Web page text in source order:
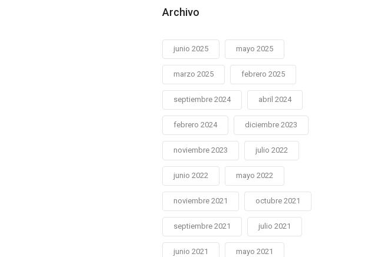
Archivo
junio 2025 mayo 2025
marzo 2025 febrero 2025
septiembre 2024 abril 2024
febrero 2024 diciembre 2023
noviembre 2023 julio 2022
junio 2022 mayo 2022
noviembre 2021 octubre 2021
septiembre 2021 julio 2021
junio 2021 mayo 2021